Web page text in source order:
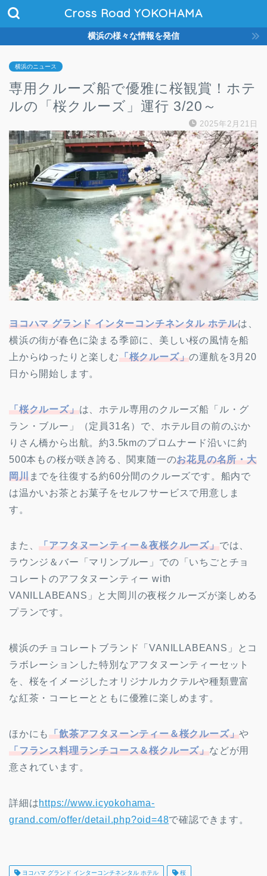
Cross Road YOKOHAMA
横浜の様々な情報を発信
横浜のニュース
専用クルーズ船で優雅に桜観賞！ホテ
ルの「桜クルーズ」運行 3/20～
2025年2月21日
ヨコハマ グランド インターコンチネンタル ホテルは、
横浜の街が春色に染まる季節に、美しい桜の風情を船
上からゆったりと楽しむ
「桜クルーズ」の運航を3月20
日から開始します。
「桜クルーズ」 は、ホテル専用のクルーズ船「ル・グ
ラン・ブルー」（定員31名）で、ホテル目の前のぷか
りさん橋から出航。約3.5kmのプロムナード沿いに約
500本もの桜が咲き誇る、関東随一のお花見の名所・大
岡川
までを往復する約60分間のクルーズです。船内で
は温かいお茶とお菓子をセルフサービスで用意しま
す。
また、 「アフタヌーンティー＆夜桜クルーズ」 では、
ラウンジ＆バー「マリンブルー」での「いちごとチョ
コレートのアフタヌーンティー with
VANILLABEANS」と大岡川の夜桜クルーズが楽しめる
プランです。
横浜のチョコレートブランド「VANILLABEANS」とコ
ラボレーションした特別なアフタヌーンティーセット
を、桜をイメージしたオリジナルカクテルや種類豊富
な紅茶・コーヒーとともに優雅に楽しめます。
ほかにも 「飲茶アフタヌーンティー＆桜クルーズ」や
「フランス料理ランチコース＆桜クルーズ」 などが用
意されています。
詳細はhttps://www.icyokohama-
grand.com/offer/detail.php?oid=48で確認できます。
ヨコハマ グランド インターコンチネンタル ホテル 桜